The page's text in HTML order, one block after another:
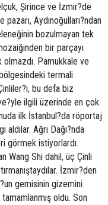
Şirince ve İzmir?de
Aydınoğulları?ndan
bozulmayan tek
bir parçayı
olmazdı. Pamukkale ve
termali
bu defa biz
ilgili üzerinde en çok
ilk İstanbul?da röportaj
aldılar. Ağrı Dağı?nda
görmek istiyorlardı.
Wang Shi dahil, üç Çinli
İzmir?den
gemisinin gizemini
oldu. Son